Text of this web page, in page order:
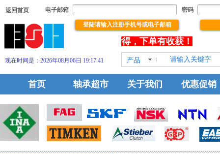
首页 轴承超市 关于我们 优惠促销
电子邮箱 密码
产品
返回首页
现在时间是：2026年08月06日 19:17:42
您浏览本站！祝你浏览有所得，下单有收获！
登陆请输入注册手机号或电子邮箱
HOT!